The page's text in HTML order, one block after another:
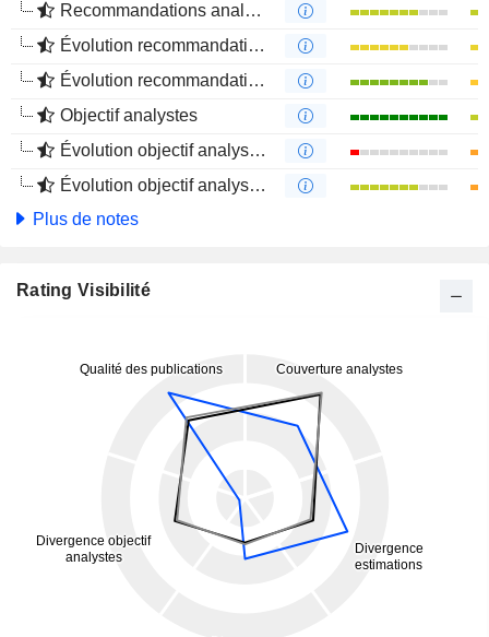
Recommandations analystes
Évolution recommandations analystes 1 an
Évolution recommandations analystes 4 mois
Objectif analystes
Évolution objectif analystes 1 an
Évolution objectif analystes 4 mois
Plus de notes
Rating Visibilité